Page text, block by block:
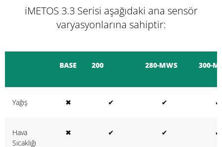
iMETOS 3.3 Serisi aşağıdaki ana sensör
varyasyonlarına sahiptir:
BASE 200 280-MWS 300-
Yağış ✖ ✔ ✔ ✔
Hava
Sıcaklığı
✖ ✔ ✔ ✔